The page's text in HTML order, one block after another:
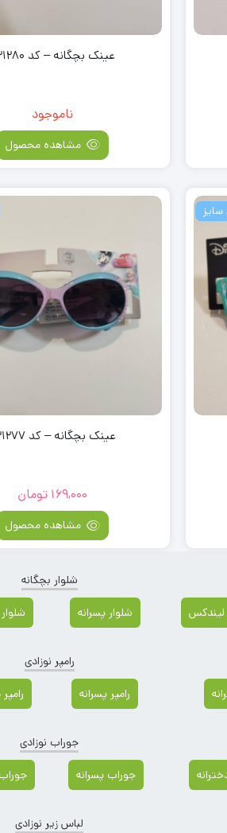
عینک بچگانه – کد 231280
ناموجود
مشاهده محصول
عینک بچگانه – کد 231277
169,000 تومان
مشاهده محصول
شلوار بچگانه
شلوار پسرانه
رامپر نوزادی
رامپر پسرانه
جوراب نوزادی
جوراب پسرانه
لباس زیر نوزادی